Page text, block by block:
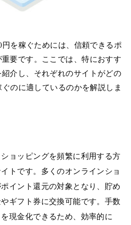
を稼ぐためには、信頼できるポ
要です。ここでは、特におすす
介し、それぞれのサイトがどの
のに適しているのかを解説しま
ョッピングを頻繁に利用する方
トです。多くのオンラインショ
イント還元の対象となり、貯め
ギフト券に交換可能です。手数
現金化できるため、効率的に